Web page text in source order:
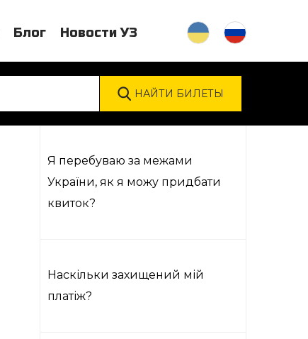
Блог Новости УЗ
Я перебуваю за межами
України, як я можу придбати
квиток?
Наскільки захищений мій
платіж?